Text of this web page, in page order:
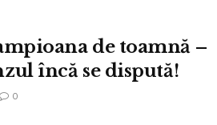
de toamnă –
încă se dispută!
0